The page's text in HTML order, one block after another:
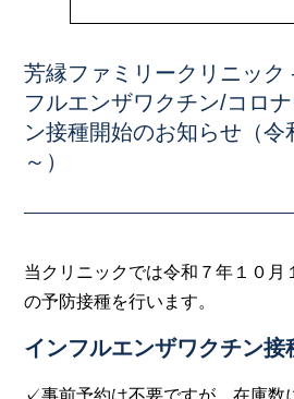
芳縁ファミリークリニック
フルエンザワクチン/コロ
ン接種開始のお知らせ（令
～）
当クリニックでは令和７年１０月
の予防接種を行います。
インフルエンザワクチン接
✓事前予約は不要ですが、在庫数